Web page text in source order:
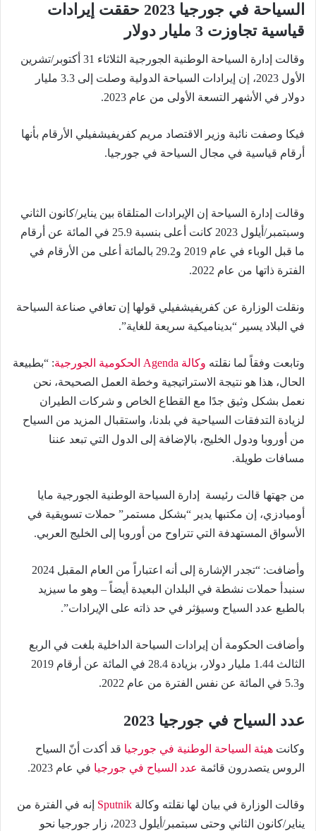
السياحة في جورجيا 2023 حققت إيرادات
قياسية تجاوزت 3 مليار دولار
وقالت إدارة السياحة الوطنية الجورجية الثلاثاء 31 أكتوبر/تشرين
الأول 2023، إن إيرادات السياحة الدولية وصلت إلى 3.3 مليار
دولار في الأشهر التسعة الأولى من عام 2023.
فيكا وصفت نائبة وزير الاقتصاد مريم كفريفيشفيلي الأرقام بأنها
أرقام قياسية في مجال السياحة في جورجيا.
وقالت إدارة السياحة إن الإيرادات المتلقاة بين يناير/كانون الثاني
وسبتمبر/أيلول 2023 كانت أعلى بنسبة 25.9 في المائة عن أرقام
ما قبل الوباء في عام 2019 و29.2 بالمائة أعلى من الأرقام في
الفترة ذاتها من عام 2022.
ونقلت الوزارة عن كفريفيشفيلي قولها إن تعافي صناعة السياحة
في البلاد يسير “بديناميكية سريعة للغاية”.
وتابعت وفقاً لما نقلته وكالة Agenda الحكومية الجورجية
: “بطبيعة
الحال، هذا هو نتيجة الاستراتيجية وخطة العمل الصحيحة، نحن
نعمل بشكل وثيق جدًا مع القطاع الخاص و شركات الطيران
لزيادة التدفقات السياحية في بلدنا، واستقبال المزيد من السياح
من أوروبا ودول الخليج، بالإضافة إلى الدول التي تبعد عننا
مسافات طويلة.
من جهتها قالت رئيسة إدارة السياحة الوطنية الجورجية مايا
أوميادزي، إن مكتبها يدير “بشكل مستمر” حملات تسويقية في
الأسواق المستهدفة التي تتراوح من أوروبا إلى الخليج العربي.
وأضافت: “تجدر الإشارة إلى أنه اعتباراً من العام المقبل 2024
سنبدأ حملات نشطة في البلدان البعيدة أيضاً – وهو ما سيزيد
بالطبع عدد السياح وسيؤثر في حد ذاته على الإيرادات”.
وأضافت الحكومة أن إيرادات السياحة الداخلية بلغت في الربع
الثالث 1.44 مليار دولار، بزيادة 28.4 في المائة عن أرقام 2019
و5.3 في المائة عن نفس الفترة من عام 2022.
عدد السياح في جورجيا 2023
وكانت هيئة السياحة الوطنية في جورجيا قد أكدت أنّ السياح
الروس يتصدرون قائمة عدد السياح في جورجيا في عام 2023.
وقالت الوزارة في بيان لها نقلته وكالة Sputnik إنه في الفترة من
يناير/كانون الثاني وحتى سبتمبر/أيلول 2023، زار جورجيا نحو